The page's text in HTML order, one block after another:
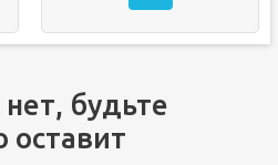
будьте
оставит